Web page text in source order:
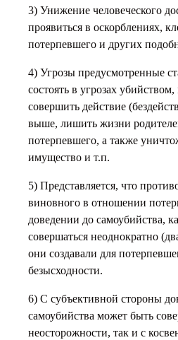
3) Унижение человеческого
проявиться в оскорблениях,
потерпевшего и других
4) Угрозы предусмотренные
состоять в угрозах
совершить действие
выше, лишить жизни
потерпевшего, а также
имущество и т.п.
5) Представляется, что
виновного в отношении
доведении до самоубийства,
совершаться неоднократно
они создавали для
безысходности.
6) С субъективной стороны
самоубийства может быть
неосторожности, так и с